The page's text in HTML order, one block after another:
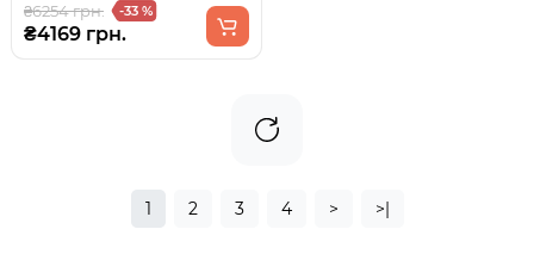
₴6254 грн. -33 %
₴4169 грн.
1 2 3 4 > >|